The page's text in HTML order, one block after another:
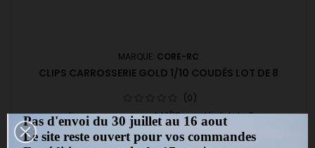
MARQUE: CORE-RC
CLIPS CARROSSERIE GOLD 1/10 COUDÉS LOT DE 8
(0)
clips carrosserie gold 1/10 coudés lot de 8
5,00 €
Pas d'envoi du 30 juillet au 16 aout
Le site reste ouvert pour vos commandes